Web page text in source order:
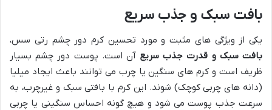
بافت سبک و جذب سریع
یکی از ویژگی های مثبت و مورد تحسین کرم دور چشم رتی سس،
بافت سبک و قدرت جذب سریع آن است. پوست دور چشم بسیار
ظریف است و کرم های سنگین یا چرب می توانند باعث ایجاد میلیا
(دانه های چربی کوچک) شوند. این کرم با بافتی سبک و غیرچرب، به
سرعت جذب پوست می شود و هیچ گونه احساس سنگینی یا چربی